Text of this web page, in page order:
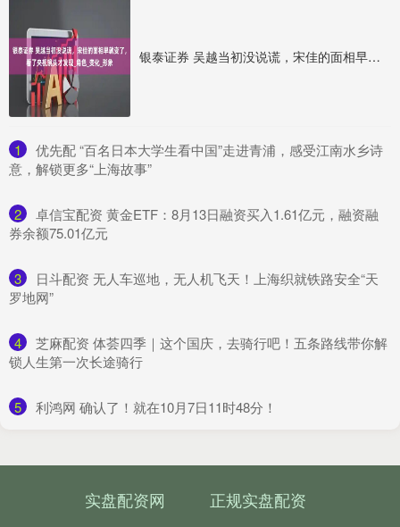
银泰证券 吴越当初没说谎，宋佳的面相早就变了，看了央视镜头才发现_角色_变化_形象
1
​优先配 “百名日本大学生看中国”走进青浦，感受江南水乡诗
意，解锁更多“上海故事”
2
​卓信宝配资 黄金ETF：8月13日融资买入1.61亿元，融资融
券余额75.01亿元
3
​日斗配资 无人车巡地，无人机飞天！上海织就铁路安全“天
罗地网”
4
​芝麻配资 体荟四季｜这个国庆，去骑行吧！五条路线带你解
锁人生第一次长途骑行
5 ​利鸿网 确认了！就在10月7日11时48分！
实盘配资网
正规实盘配资